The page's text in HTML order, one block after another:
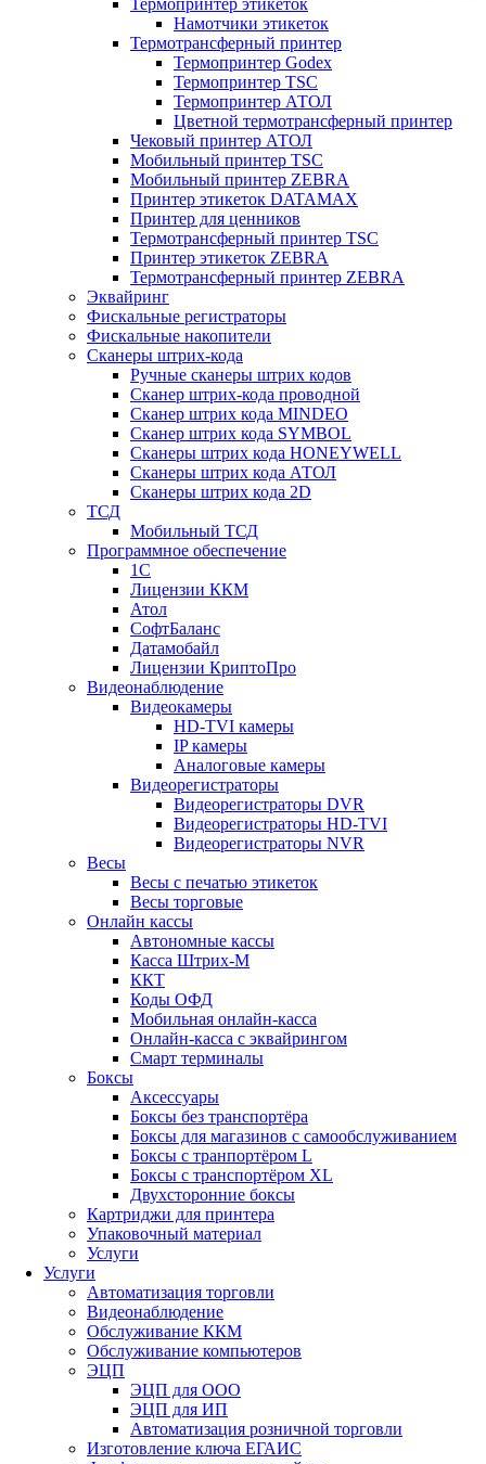
Термопринтер этикеток
Намотчики этикеток
Термотрансферный принтер
Термопринтер Godex
Термопринтер TSC
Термопринтер АТОЛ
Цветной термотрансферный принтер
Чековый принтер АТОЛ
Мобильный принтер TSC
Мобильный принтер ZEBRA
Принтер этикеток DATAMAX
Принтер для ценников
Термотрансферный принтер TSC
Принтер этикеток ZEBRA
Термотрансферный принтер ZEBRA
Эквайринг
Фискальные регистраторы
Фискальные накопители
Сканеры штрих-кода
Ручные сканеры штрих кодов
Сканер штрих-кода проводной
Сканер штрих кода MINDEO
Сканер штрих кода SYMBOL
Сканеры штрих кода HONEYWELL
Сканеры штрих кода АТОЛ
Сканеры штрих кода 2D
ТСД
Мобильный ТСД
Программное обеспечение
1С
Лицензии ККМ
Атол
СофтБаланс
Датамобайл
Лицензии КриптоПро
Видеонаблюдение
Видеокамеры
HD-TVI камеры
IP камеры
Аналоговые камеры
Видеорегистраторы
Видеорегистраторы DVR
Видеорегистраторы HD-TVI
Видеорегистраторы NVR
Весы
Весы с печатью этикеток
Весы торговые
Онлайн кассы
Автономные кассы
Касса Штрих-М
ККТ
Коды ОФД
Мобильная онлайн-касса
Онлайн-касса с эквайрингом
Смарт терминалы
Боксы
Аксессуары
Боксы без транспортёра
Боксы для магазинов с самообслуживанием
Боксы с транпортёром L
Боксы с транспортёром XL
Двухсторонние боксы
Картриджи для принтера
Упаковочный материал
Услуги
Услуги
Автоматизация торговли
Видеонаблюдение
Обслуживание ККМ
Обслуживание компьютеров
ЭЦП
ЭЦП для ООО
ЭЦП для ИП
Автоматизация розничной торговли
Изготовление ключа ЕГАИС